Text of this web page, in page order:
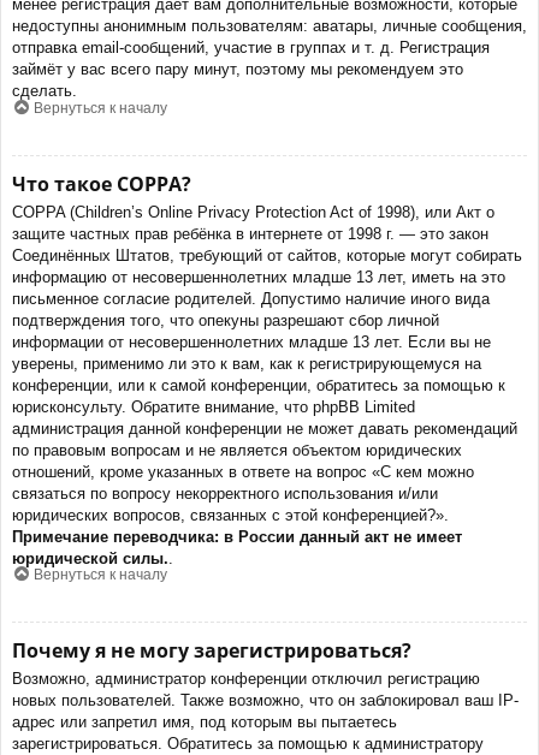
менее регистрация даёт вам дополнительные возможности, которые
недоступны анонимным пользователям: аватары, личные сообщения,
отправка email-сообщений, участие в группах и т. д. Регистрация
займёт у вас всего пару минут, поэтому мы рекомендуем это
сделать.
Вернуться к началу
Что такое COPPA?
COPPA (Children’s Online Privacy Protection Act of 1998), или Акт о
защите частных прав ребёнка в интернете от 1998 г. — это закон
Соединённых Штатов, требующий от сайтов, которые могут собирать
информацию от несовершеннолетних младше 13 лет, иметь на это
письменное согласие родителей. Допустимо наличие иного вида
подтверждения того, что опекуны разрешают сбор личной
информации от несовершеннолетних младше 13 лет. Если вы не
уверены, применимо ли это к вам, как к регистрирующемуся на
конференции, или к самой конференции, обратитесь за помощью к
юрисконсульту. Обратите внимание, что phpBB Limited
администрация данной конференции не может давать рекомендаций
по правовым вопросам и не является объектом юридических
отношений, кроме указанных в ответе на вопрос «С кем можно
связаться по вопросу некорректного использования и/или
юридических вопросов, связанных с этой конференцией?».
Примечание переводчика: в России данный акт не имеет
юридической силы.
Вернуться к началу
Почему я не могу зарегистрироваться?
Возможно, администратор конференции отключил регистрацию
новых пользователей. Также возможно, что он заблокировал ваш IP-
адрес или запретил имя, под которым вы пытаетесь
зарегистрироваться. Обратитесь за помощью к администратору